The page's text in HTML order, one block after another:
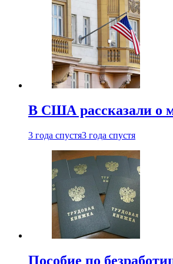
В США рассказали о
3 года спустя3 года спустя
Пособие по